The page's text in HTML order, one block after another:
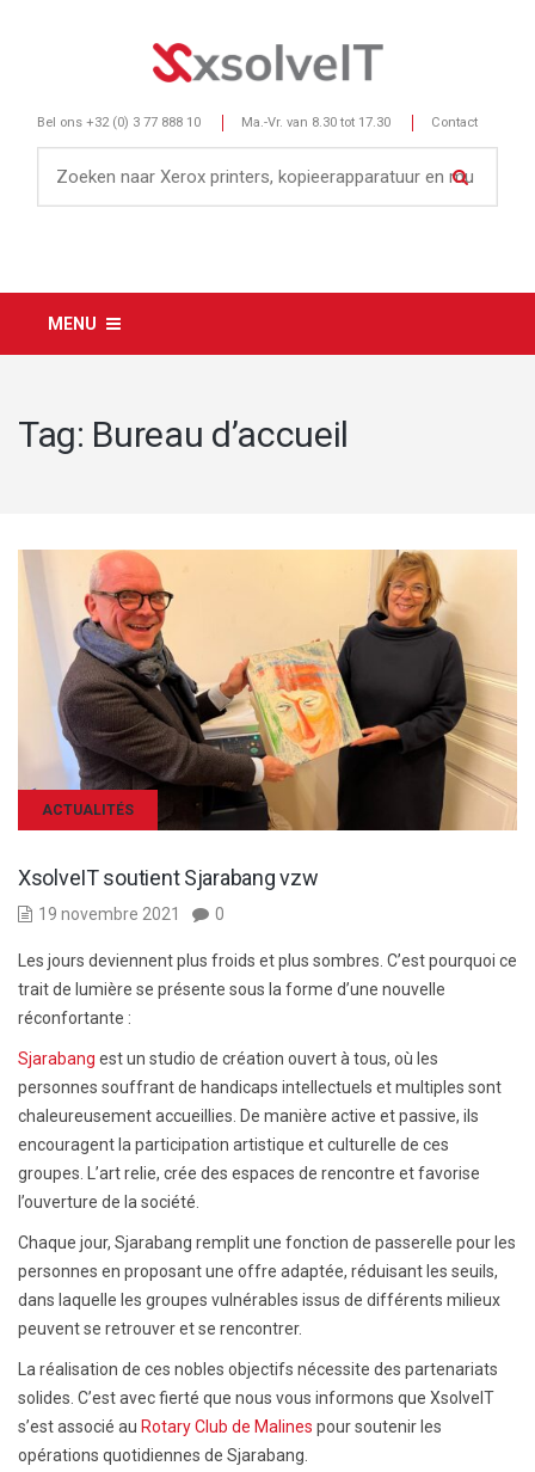
Bel ons +32 (0) 3 77 888 10 Ma.-Vr. van 8.30 tot 17.30 Contact
MENU
Tag: Bureau d’accueil
ACTUALITÉS
XsolveIT soutient Sjarabang vzw
19 novembre 2021 0
Les jours deviennent plus froids et plus sombres. C’est pourquoi ce
trait de lumière se présente sous la forme d’une nouvelle
réconfortante :
Sjarabang est un studio de création ouvert à tous, où les
personnes souffrant de handicaps intellectuels et multiples sont
chaleureusement accueillies. De manière active et passive, ils
encouragent la participation artistique et culturelle de ces
groupes. L’art relie, crée des espaces de rencontre et favorise
l’ouverture de la société.
Chaque jour, Sjarabang remplit une fonction de passerelle pour les
personnes en proposant une offre adaptée, réduisant les seuils,
dans laquelle les groupes vulnérables issus de différents milieux
peuvent se retrouver et se rencontrer.
La réalisation de ces nobles objectifs nécessite des partenariats
solides. C’est avec fierté que nous vous informons que XsolveIT
s’est associé au Rotary Club de Malines pour soutenir les
opérations quotidiennes de Sjarabang.